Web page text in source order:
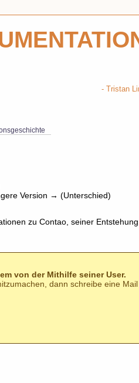
Version → (Unterschied)
zu Contao, seiner
von der Mithilfe seiner User.
dann schreibe eine
Tristan